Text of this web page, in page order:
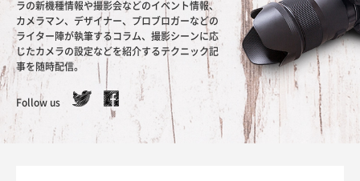
ラの新機種情報や撮影会などのイベント情報、
カメラマン、デザイナー、プロブロガーなどの
ライター陣が執筆するコラム、撮影シーンに応
じたカメラの設定などを紹介するテクニック記
事を随時配信。
Follow us